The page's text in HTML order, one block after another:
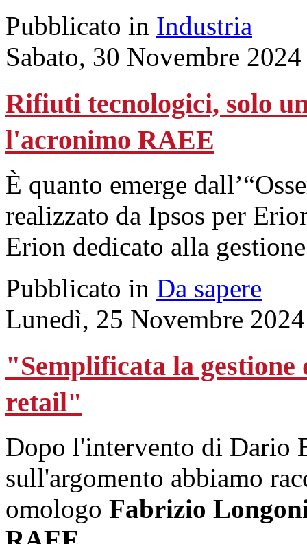
Pubblicato in Industria
Sabato, 30 Novembre
Rifiuti tecnologici, solo
l'acronimo RAEE
È quanto emerge
realizzato da Ipsos per
Erion dedicato alla
Pubblicato in Da sapere
Lunedì, 25 Novembre
"Semplificata la gestione
retail"
Dopo l'intervento di Dario
sull'argomento abbiamo
omologo Fabrizio